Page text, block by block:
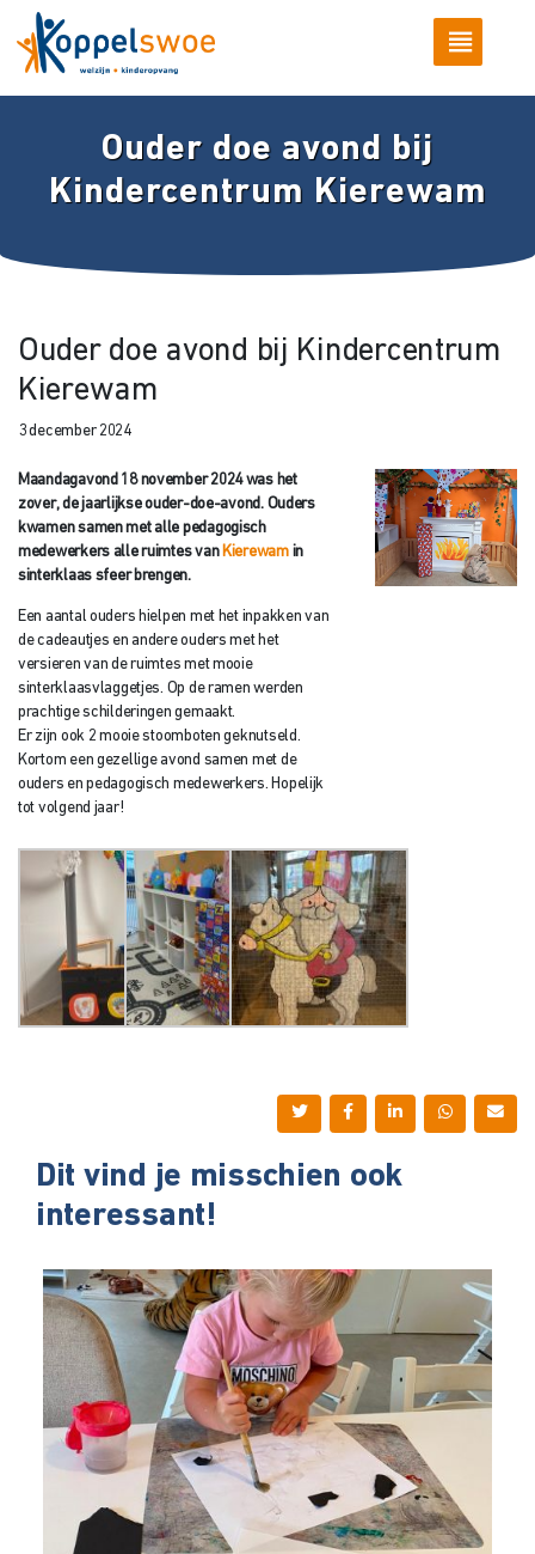
Ouder doe avond bij
Kindercentrum Kierewam
Ouder doe avond bij Kindercentrum
Kierewam
3 december 2024
Maandagavond 18 november 2024 was het
zover, de jaarlijkse ouder-doe-avond. Ouders
kwamen samen met alle pedagogisch
medewerkers alle ruimtes van Kierewamin
sinterklaas sfeer brengen.
Een aantal ouders hielpen met het inpakken van
de cadeautjes en andere ouders met het
versieren van de ruimtes met mooie
sinterklaasvlaggetjes. Op de ramen werden
prachtige schilderingen gemaakt.
Er zijn ook 2 mooie stoomboten geknutseld.
Kortom een gezellige avond samen met de
ouders en pedagogisch medewerkers. Hopelijk
tot volgend jaar!
Dit vind je misschien ook
interessant!